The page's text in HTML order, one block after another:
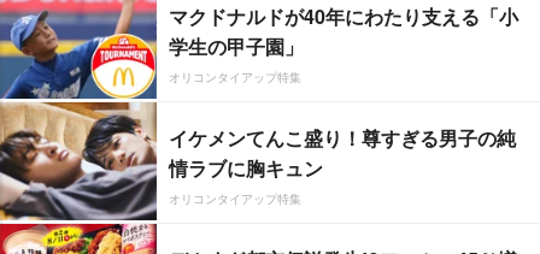
マクドナルドが40年にわたり支える「小
学生の甲子園」
オリコンタイアップ特集
イケメンてんこ盛り！尊すぎる男子の純
情ラブに胸キュン
オリコンタイアップ特集